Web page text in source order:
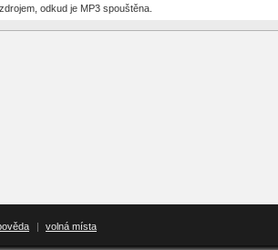
odkud je MP3 spouštěna.
| volná místa